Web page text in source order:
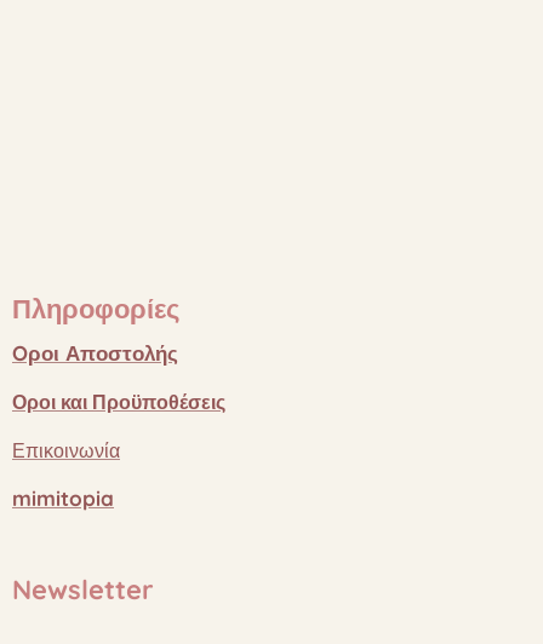
Πληροφορίες
Oροι Αποστολής
Οροι και Προϋποθέσεις
Επικοινωνία
mimitopia
Newsletter